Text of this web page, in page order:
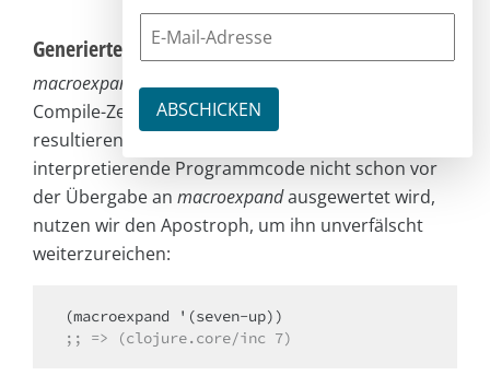
Generierten Code inspizieren
macroexpand führt die Codegenerierung, die zur
Compile-Zeit stattfindet, aus und liefert den
resultierenden Programmcode. Damit der zu
interpretierende Programmcode nicht schon vor
der Übergabe an macroexpandausgewertet wird,
nutzen wir den Apostroph, um ihn unverfälscht
weiterzureichen:
;; => (clojure.core/inc 7)